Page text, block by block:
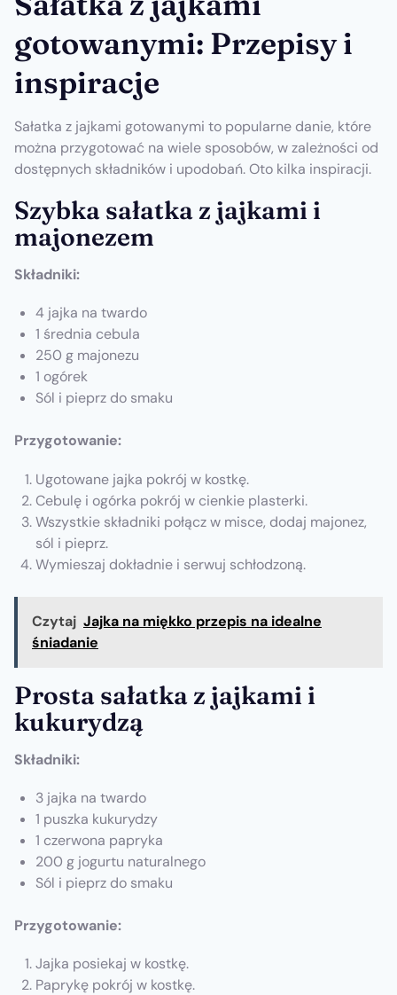
gotowanymi: Przepisy i
inspiracje
Sałatka z jajkami gotowanymi to popularne danie, które
można przygotować na wiele sposobów, w zależności od
dostępnych składników i upodobań. Oto kilka inspiracji.
Szybka sałatka z jajkami i
majonezem
Składniki:
4 jajka na twardo
1 średnia cebula
250 g majonezu
1 ogórek
Sól i pieprz do smaku
Przygotowanie:
Ugotowane jajka pokrój w kostkę.
Cebulę i ogórka pokrój w cienkie plasterki.
Wszystkie składniki połącz w misce, dodaj majonez,
sól i pieprz.
Wymieszaj dokładnie i serwuj schłodzoną.
Czytaj Jajka na miękko przepis na idealne
śniadanie
Prosta sałatka z jajkami i
kukurydzą
Składniki:
3 jajka na twardo
1 puszka kukurydzy
1 czerwona papryka
200 g jogurtu naturalnego
Sól i pieprz do smaku
Przygotowanie:
Jajka posiekaj w kostkę.
Paprykę pokrój w kostkę.